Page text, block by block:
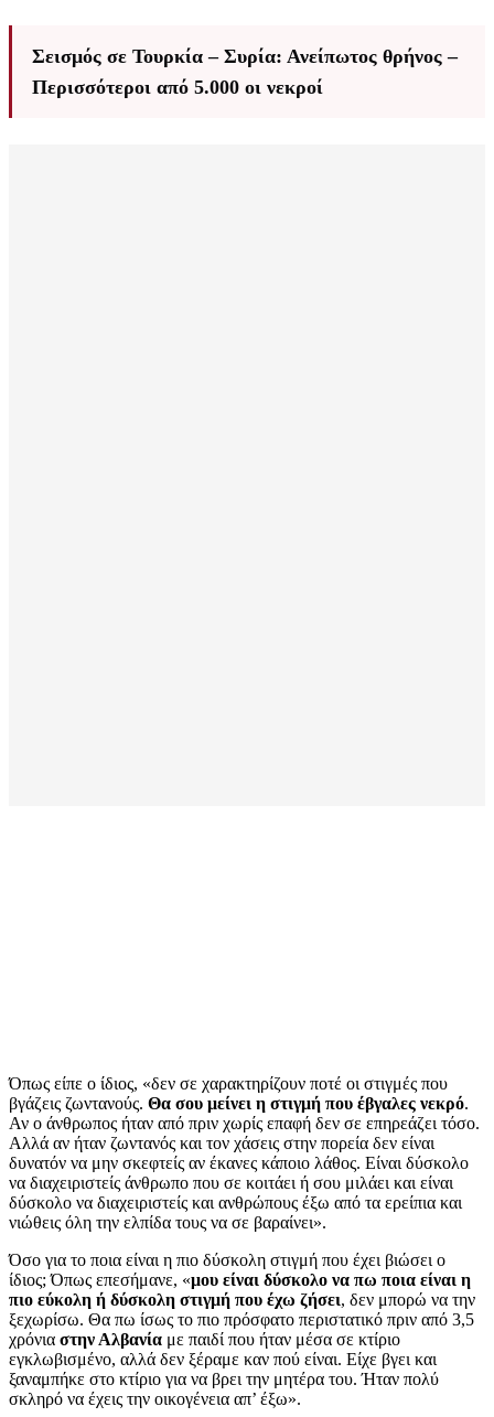
Σεισμός σε Τουρκία – Συρία: Ανείπωτος θρήνος –
Περισσότεροι από 5.000 οι νεκροί
Όπως είπε ο ίδιος, «δεν σε χαρακτηρίζουν ποτέ οι στιγμές που
βγάζεις ζωντανούς. Θα σου μείνει η στιγμή που έβγαλες νεκρό.
Αν ο άνθρωπος ήταν από πριν χωρίς επαφή δεν σε επηρεάζει τόσο.
Αλλά αν ήταν ζωντανός και τον χάσεις στην πορεία δεν είναι
δυνατόν να μην σκεφτείς αν έκανες κάποιο λάθος. Είναι δύσκολο
να διαχειριστείς άνθρωπο που σε κοιτάει ή σου μιλάει και είναι
δύσκολο να διαχειριστείς και ανθρώπους έξω από τα ερείπια και
νιώθεις όλη την ελπίδα τους να σε βαραίνει».
Όσο για το ποια είναι η πιο δύσκολη στιγμή που έχει βιώσει ο
ίδιος; Όπως επεσήμανε, «μου είναι δύσκολο να πω ποια είναι η
πιο εύκολη ή δύσκολη στιγμή που έχω ζήσει, δεν μπορώ να την
ξεχωρίσω. Θα πω ίσως το πιο πρόσφατο περιστατικό πριν από 3,5
χρόνια στην Αλβανία με παιδί που ήταν μέσα σε κτίριο
εγκλωβισμένο, αλλά δεν ξέραμε καν πού είναι. Είχε βγει και
ξαναμπήκε στο κτίριο για να βρει την μητέρα του. Ήταν πολύ
σκληρό να έχεις την οικογένεια απ’ έξω».